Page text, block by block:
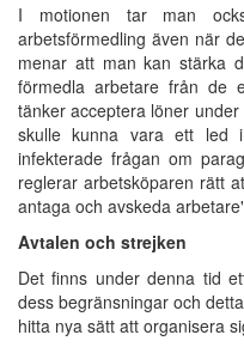
I motionen tar man
arbetsförmedling även när
menar att man kan stärka
förmedla arbetare från de
tänker acceptera löner
skulle kunna vara ett led
infekterade frågan om
reglerar arbetsköparen rätt
antaga och avskeda
Avtalen och strejken
Det finns under denna tid
dess begränsningar och
hitta nya sätt att organisera